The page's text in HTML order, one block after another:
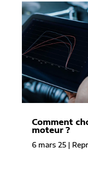
Comment
moteur ?
6 mars 25|